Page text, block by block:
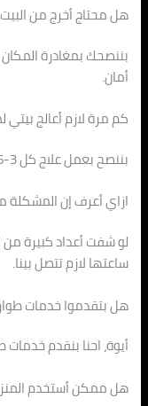
هل محتاج أخرج من
بننصحك بمغادرة
أمان.
كم مرة لازم أعالج
بننصح بعمل علاج كل 3-6 شهور للحفاظ على سلامة البيت.
ازاي أعرف إن المشكلة
لو شفت أعداد كبيرة من
ساعتها لازم تتصل بينا.
هل بتقدموا خدمات
أيوة، احنا بنقدم
هل ممكن أستخدم